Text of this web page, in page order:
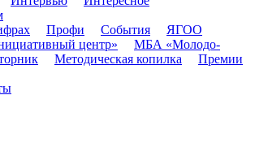
Профи События
ЯГОО
центр»
МБА «Молодо-
Методическая копилка
Премии